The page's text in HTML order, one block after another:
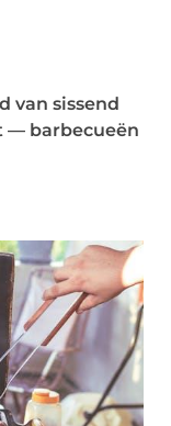
van sissend
— barbecueën